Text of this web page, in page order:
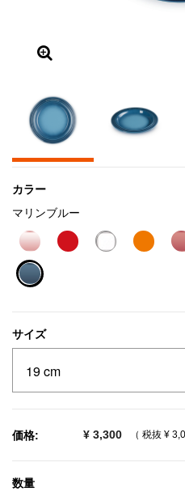
カラー
マリンブルー
サイズ
価格: ¥ 3,300 （ 税抜 ¥
数量